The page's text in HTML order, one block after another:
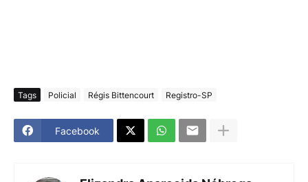
Tags Policial Régis Bittencourt Registro-SP
Facebook